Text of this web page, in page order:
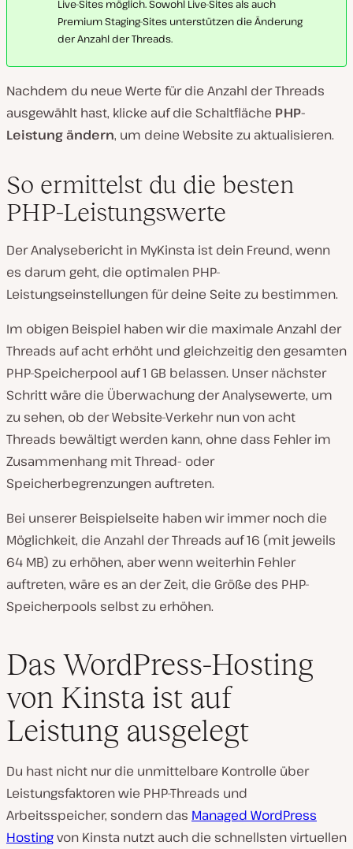
Live-Sites möglich. Sowohl Live-Sites als auch
Premium Staging-Sites unterstützen die Änderung
der Anzahl der Threads.
Nachdem du neue Werte für die Anzahl der Threads
ausgewählt hast, klicke auf die Schaltfläche PHP-
Leistung ändern, um deine Website zu aktualisieren.
So ermittelst du die besten
PHP-Leistungswerte
Der Analysebericht in MyKinsta ist dein Freund, wenn
es darum geht, die optimalen PHP-
Leistungseinstellungen für deine Seite zu bestimmen.
Im obigen Beispiel haben wir die maximale Anzahl der
Threads auf acht erhöht und gleichzeitig den gesamten
PHP-Speicherpool auf 1 GB belassen. Unser nächster
Schritt wäre die Überwachung der Analysewerte, um
zu sehen, ob der Website-Verkehr nun von acht
Threads bewältigt werden kann, ohne dass Fehler im
Zusammenhang mit Thread- oder
Speicherbegrenzungen auftreten.
Bei unserer Beispielseite haben wir immer noch die
Möglichkeit, die Anzahl der Threads auf 16 (mit jeweils
64 MB) zu erhöhen, aber wenn weiterhin Fehler
auftreten, wäre es an der Zeit, die Größe des PHP-
Speicherpools selbst zu erhöhen.
Das WordPress-Hosting
von Kinsta ist auf
Leistung ausgelegt
Du hast nicht nur die unmittelbare Kontrolle über
Leistungsfaktoren wie PHP-Threads und
Arbeitsspeicher, sondern das Managed WordPress
Hostingvon Kinsta nutzt auch die schnellsten virtuellen